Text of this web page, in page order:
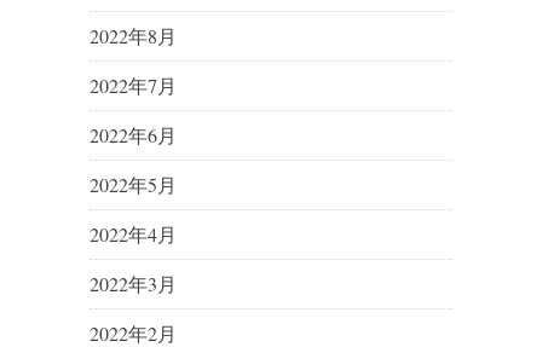
2022年8月
2022年7月
2022年6月
2022年5月
2022年4月
2022年3月
2022年2月